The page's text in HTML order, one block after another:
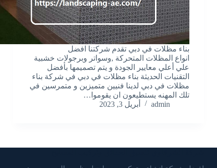
بناء مظلات في دبي تقدم شركتنا افضل
انواع المظلات المتحركة ,وسواتر وبرجولات خشبية
علي أعلي معايير الجودة و يتم تصميمها بأفضل
التقنيات الحديثة بناء مظلات في دبي في شركة بناء
مظلات في دبي لدينا فنيين متميزين و متمرسين في
تلك المهنه يستطيعون ان يقوموا…
admin
أبريل 3, 2023